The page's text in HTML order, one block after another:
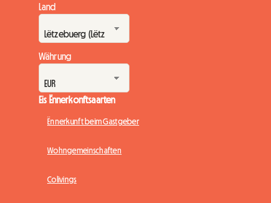
Land
Währung
Eis Ënnerkonftsaarten
Ënnerkunft beim Gastgeber
Wohngemeinschaften
Colivings